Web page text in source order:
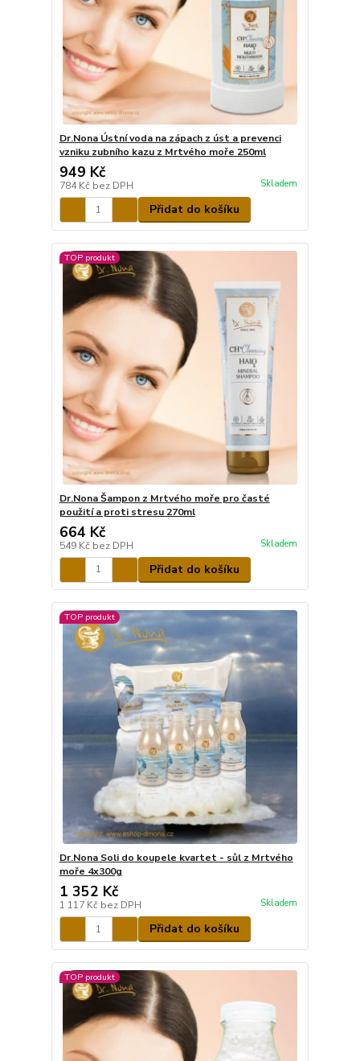
Dr.Nona Ústní voda na zápach z úst a prevenci
vzniku zubního kazu z Mrtvého moře 250ml
949 Kč
784 Kč bez DPH Skladem
Přidat do košíku
TOP produkt
Dr.Nona Šampon z Mrtvého moře pro časté
použití a proti stresu 270ml
664 Kč
549 Kč bez DPH Skladem
Přidat do košíku
TOP produkt
Dr.Nona Soli do koupele kvartet - sůl z Mrtvého
moře 4x300g
1 352 Kč
1 117 Kč bez DPH Skladem
Přidat do košíku
TOP produkt